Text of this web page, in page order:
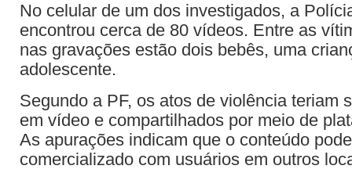
No celular de um dos investigados, a
encontrou cerca de 80 vídeos. Entre as
nas gravações estão dois bebês, uma
adolescente.
Segundo a PF, os atos de violência teriam
em vídeo e compartilhados por meio de
As apurações indicam que o conteúdo
comercializado com usuários em outros